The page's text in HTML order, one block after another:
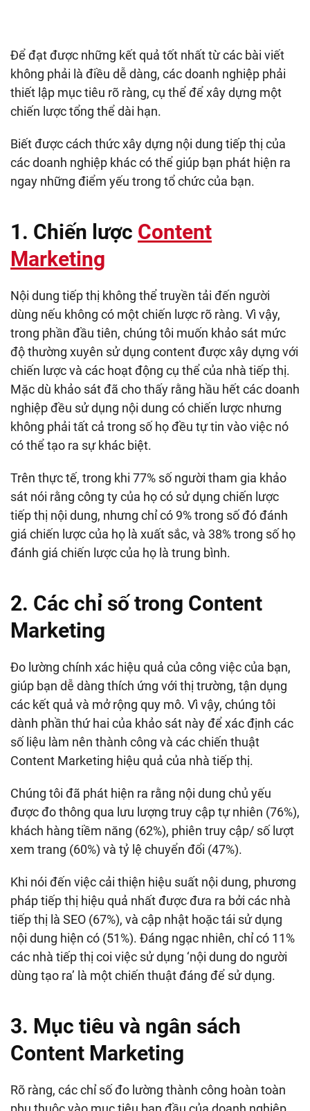
Để đạt được những kết quả tốt nhất từ các bài viết
không phải là điều dễ dàng, các doanh nghiệp phải
thiết lập mục tiêu rõ ràng, cụ thể để xây dựng một
chiến lược tổng thể dài hạn.
Biết được cách thức xây dựng nội dung tiếp thị của
các doanh nghiệp khác có thể giúp bạn phát hiện ra
ngay những điểm yếu trong tổ chức của bạn.
1. Chiến lược Content
Marketing
Nội dung tiếp thị không thể truyền tải đến người
dùng nếu không có một chiến lược rõ ràng. Vì vậy,
trong phần đầu tiên, chúng tôi muốn khảo sát mức
độ thường xuyên sử dụng content được xây dựng với
chiến lược và các hoạt động cụ thể của nhà tiếp thị.
Mặc dù khảo sát đã cho thấy rằng hầu hết các doanh
nghiệp đều sử dụng nội dung có chiến lược nhưng
không phải tất cả trong số họ đều tự tin vào việc nó
có thể tạo ra sự khác biệt.
Trên thực tế, trong khi 77% số người tham gia khảo
sát nói rằng công ty của họ có sử dụng chiến lược
tiếp thị nội dung, nhưng chỉ có 9% trong số đó đánh
giá chiến lược của họ là xuất sắc, và 38% trong số họ
đánh giá chiến lược của họ là trung bình.
2. Các chỉ số trong Content
Marketing
Đo lường chính xác hiệu quả của công việc của bạn,
giúp bạn dễ dàng thích ứng với thị trường, tận dụng
các kết quả và mở rộng quy mô. Vì vậy, chúng tôi
dành phần thứ hai của khảo sát này để xác định các
số liệu làm nên thành công và các chiến thuật
Content Marketing hiệu quả của nhà tiếp thị.
Chúng tôi đã phát hiện ra rằng nội dung chủ yếu
được đo thông qua lưu lượng truy cập tự nhiên (76%),
khách hàng tiềm năng (62%), phiên truy cập/ số lượt
xem trang (60%) và tỷ lệ chuyển đổi (47%).
Khi nói đến việc cải thiện hiệu suất nội dung, phương
pháp tiếp thị hiệu quả nhất được đưa ra bởi các nhà
tiếp thị là SEO (67%), và cập nhật hoặc tái sử dụng
nội dung hiện có (51%). Đáng ngạc nhiên, chỉ có 11%
các nhà tiếp thị coi việc sử dụng ‘nội dung do người
dùng tạo ra’ là một chiến thuật đáng để sử dụng.
3. Mục tiêu và ngân sách
Content Marketing
Rõ ràng, các chỉ số đo lường thành công hoàn toàn